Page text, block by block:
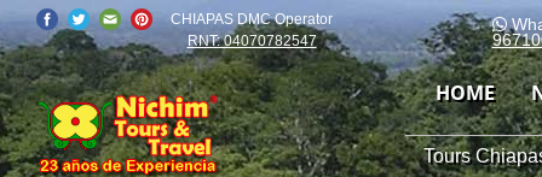
CHIAPAS DMC Operator
RNT: 04070782547
HOME
Tours